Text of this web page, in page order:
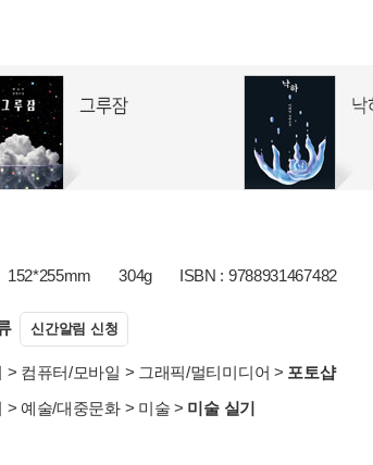
152*255mm 304g ISBN : 9788931467482
신간알림 신청
> 컴퓨터/모바일 > 그래픽/멀티미디어 > 포토샵
> 예술/대중문화> 미술 > 미술 실기